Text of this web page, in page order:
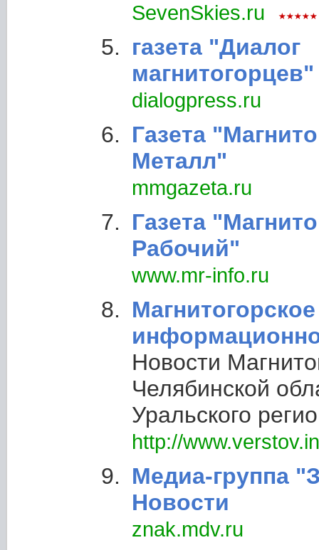
SevenSkies.ru
газета "Диалог
магнитогорцев"
dialogpress.ru
Газета
Металл"
mmgazeta.ru
Газета
Рабочий"
www.mr-info.ru
Магнитогорское
Новости
Челябинской
Уральского
http://
Медиа-группа
Новости
znak.mdv.ru